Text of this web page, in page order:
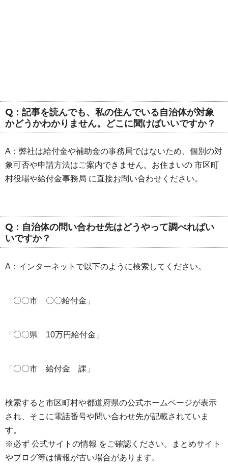
Q：記事を読んでも、私の住んでいる自治体が対象
かどうかわかりません。どこに聞けばいいですか？
A：弊社は給付金や補助金の事務局ではないため、個別の対
象可否や申請方法はご案内できません。お住まいの 市区町
村役場や給付金事務局 に直接お問い合わせください。
Q：自治体の問い合わせ先はどうやって調べればい
いですか？
A：インターネットで以下のように検索してください。
「〇〇市 〇〇給付金」
「〇〇県 10万円給付金」
「〇〇市 給付金 課」
検索すると市区町村や都道府県の公式ホームページが表示
され、そこに電話番号や問い合わせ先が記載されていま
す。
※必ず 公式サイトの情報 をご確認ください。まとめサイト
やブログ等は情報が古い場合があります。